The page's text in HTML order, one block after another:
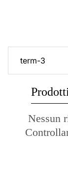
Nessun